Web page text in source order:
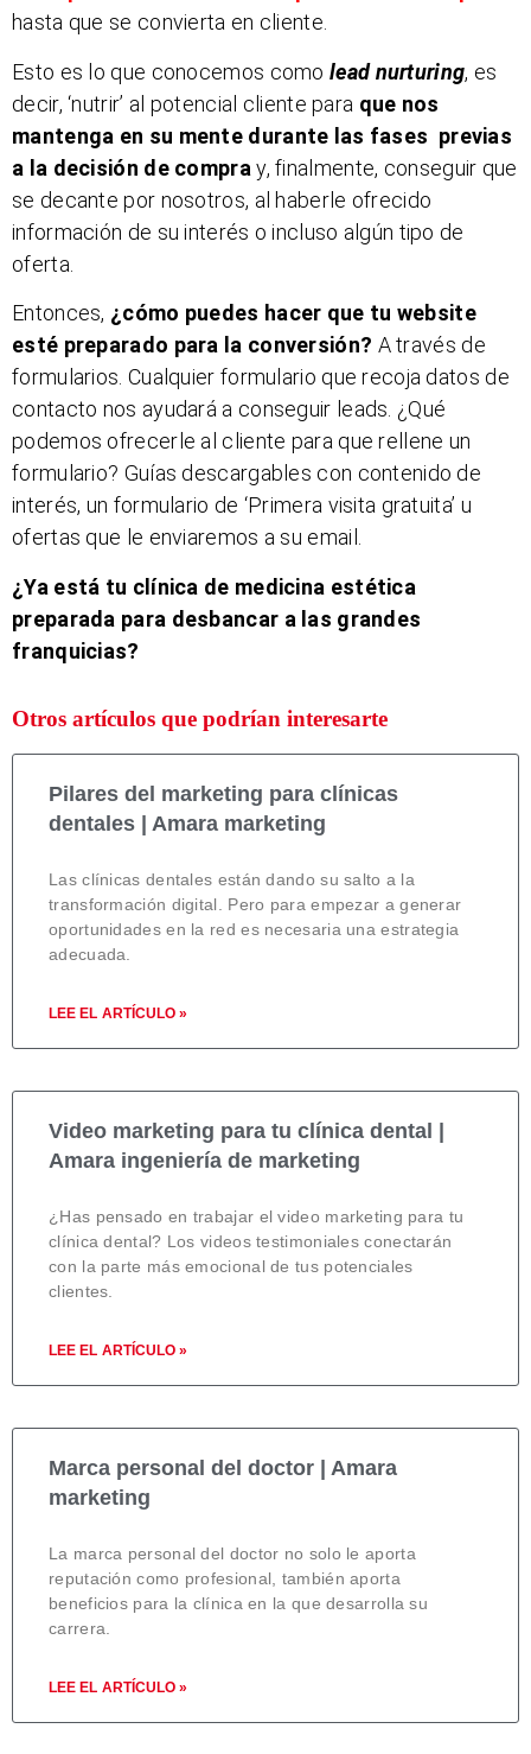
hasta que se convierta en cliente.
Esto es lo que conocemos como lead nurturing, es
decir, ‘nutrir’ al potencial cliente para que nos
mantenga en su mente durante las fases previas
a la decisión de compra y, finalmente, conseguir que
se decante por nosotros, al haberle ofrecido
información de su interés o incluso algún tipo de
oferta.
Entonces, ¿cómo puedes hacer que tu website
esté preparado para la conversión? A través de
formularios. Cualquier formulario que recoja datos de
contacto nos ayudará a conseguir leads. ¿Qué
podemos ofrecerle al cliente para que rellene un
formulario? Guías descargables con contenido de
interés, un formulario de ‘Primera visita gratuita’ u
ofertas que le enviaremos a su email.
¿Ya está tu clínica de medicina estética
preparada para desbancar a las grandes
franquicias?
Otros artículos que podrían interesarte
Pilares del marketing para clínicas
dentales | Amara marketing
Las clínicas dentales están dando su salto a la
transformación digital. Pero para empezar a generar
oportunidades en la red es necesaria una estrategia
adecuada.
LEE EL ARTÍCULO »
Video marketing para tu clínica dental |
Amara ingeniería de marketing
¿Has pensado en trabajar el video marketing para tu
clínica dental? Los videos testimoniales conectarán
con la parte más emocional de tus potenciales
clientes.
LEE EL ARTÍCULO »
Marca personal del doctor | Amara
marketing
La marca personal del doctor no solo le aporta
reputación como profesional, también aporta
beneficios para la clínica en la que desarrolla su
carrera.
LEE EL ARTÍCULO »